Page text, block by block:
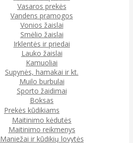
Vasaros prekės
Vandens pramogos
Vonios žaislai
Smėlio žaislai
Irklentės ir priedai
Lauko žaislai
Kamuoliai
Supynės, hamakai ir kt.
Muilo burbulai
Sporto žaidimai
Boksas
Prekės kūdikiams
Maitinimo kėdutės
Maitinimo reikmenys
Maniežai ir kūdikių lovytės